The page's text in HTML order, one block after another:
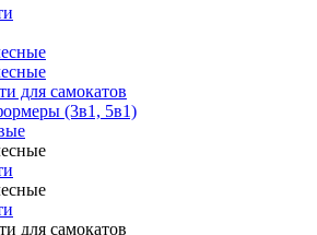
для самокатов
(3в1, 5в1)
для самокатов